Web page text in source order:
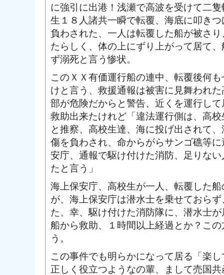
に強引に出港！浅瀬で高波を受けて二
生１８人諸共一瞬で転覆、海底に叩き
負わされた、一人は転覆した船が被さ
たらしく、体の上にずり上がって居て
ず溺死と言う惨状。
このＸＸ有価運行船の連中、転覆後何
けと言う、救援通報は被害に見舞われ
部が危険だからと警告、近くを運行し
救助出来たけれど「違法運行側は、高
と推察、高校生達、海に投げ出されて
傷を負わされ、命からがらサンゴ礁等
安庁、通報で駆け付けた消防、足りな
たと言う」
海上保安庁、高校生が一人、転覆した
が、海上保安庁は潜水士を乗せておら
た、幸、駆け付けた消防隊に、潜水士
船から救助、１時間以上経過とか？こ
う。
この事件でも明らかになって居る「楽
正しく役立つようなの輩、まして売国